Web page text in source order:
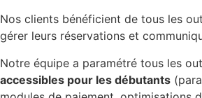
Nos clients bénéficient de tous les
gérer leurs réservations et
Notre équipe a paramétré tous les
accessibles pour les débutants